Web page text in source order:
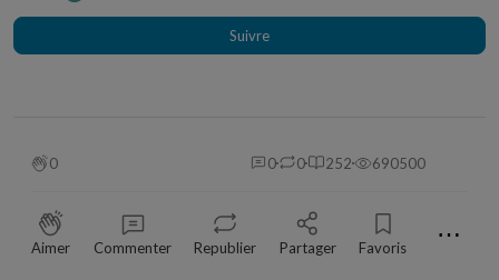
Suivre
0 0 0 252 690500
Aimer Commenter Republier Partager Favoris ⋯